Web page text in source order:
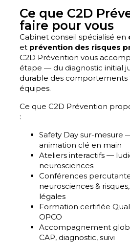
Ce que C2D
faire pour vous
Cabinet conseil spécialisé en
et prévention des risques
C2D Prévention vous
étape — du diagnostic initial
durable des comportements
équipes.
Ce que C2D Prévention
:
Safety Day sur-mesure
animation clé en main
Ateliers interactifs —
neurosciences
Conférences
neurosciences &
légales
Formation certifiée
OPCO
Accompagnement
CAP, diagnostic, suivi